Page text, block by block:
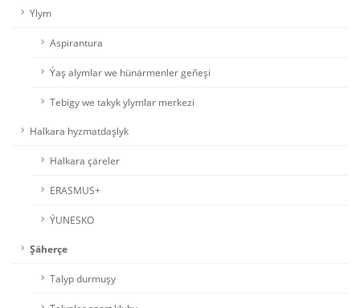
Ylym
Aspirantura
Ýaş alymlar we hünärmenler geňeşi
Tebigy we takyk ylymlar merkezi
Halkara hyzmatdaşlyk
Halkara çäreler
ERASMUS+
ÝUNESKO
Şäherçe
Talyp durmuşy